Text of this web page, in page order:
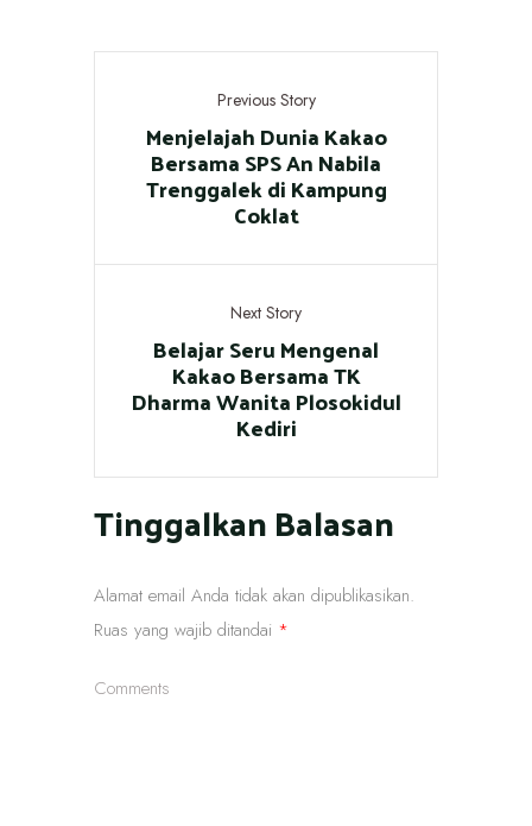
Previous Story
Menjelajah Dunia Kakao
Bersama SPS An Nabila
Trenggalek di Kampung
Coklat
Next Story
Belajar Seru Mengenal
Kakao Bersama TK
Dharma Wanita Plosokidul
Kediri
Tinggalkan Balasan
Alamat email Anda tidak akan dipublikasikan.
Ruas yang wajib ditandai *